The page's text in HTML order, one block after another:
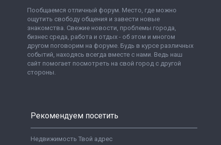
Пообщаемся отличный форум. Место, где можно
ощутить свободу общения и завести новые
знакомства. Свежие новости, проблемы города,
бизнес среда, работа и отдых - об этом и многом
другом поговорим на форуме. Будь в курсе различных
событий, находясь всегда вместе с нами. Ведь наш
сайт помогает посмотреть на свой город с другой
стороны.
Рекомендуем посетить
Недвижимость Твой адрес